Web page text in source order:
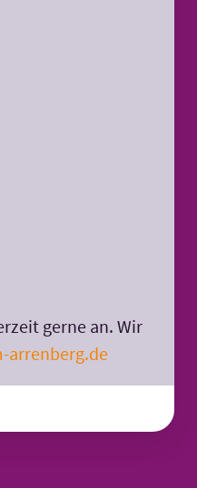
gerne an. Wir
arrenberg.de